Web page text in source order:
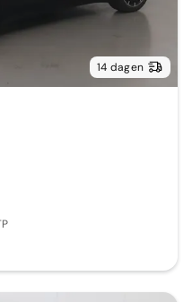
14 dagen